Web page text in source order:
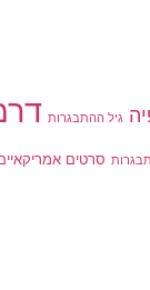
גיל ההתבגרות
סרטים